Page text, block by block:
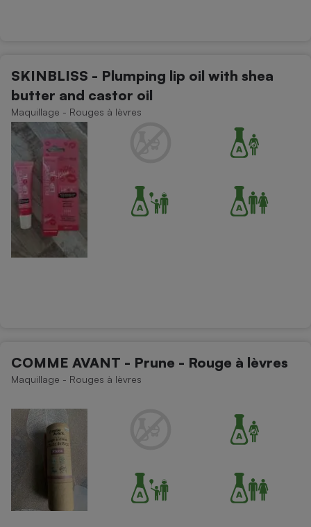
SKINBLISS - Plumping lip oil with shea
butter and castor oil
Maquillage - Rouges à lèvres
COMME AVANT - Prune - Rouge à lèvres
Maquillage - Rouges à lèvres